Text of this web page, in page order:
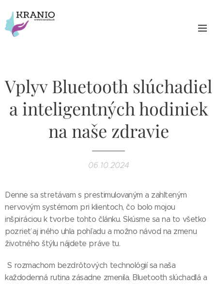
Vplyv Bluetooth slúchadiel
a inteligentných hodiniek
na naše zdravie
06.10.2024
Denne sa stretávam s prestimulovaným a zahlteným
nervovým systémom pri klientoch, čo bolo mojou
inšpiráciou k tvorbe tohto článku. Skúsme sa na to všetko
pozrieť aj iného uhla pohľadu a možno návod na zmenu
životného štýlu nájdete práve tu.
S rozmachom bezdrôtových technológií sa naša
každodenná rutina zásadne zmenila. Bluetooth slúchadlá a